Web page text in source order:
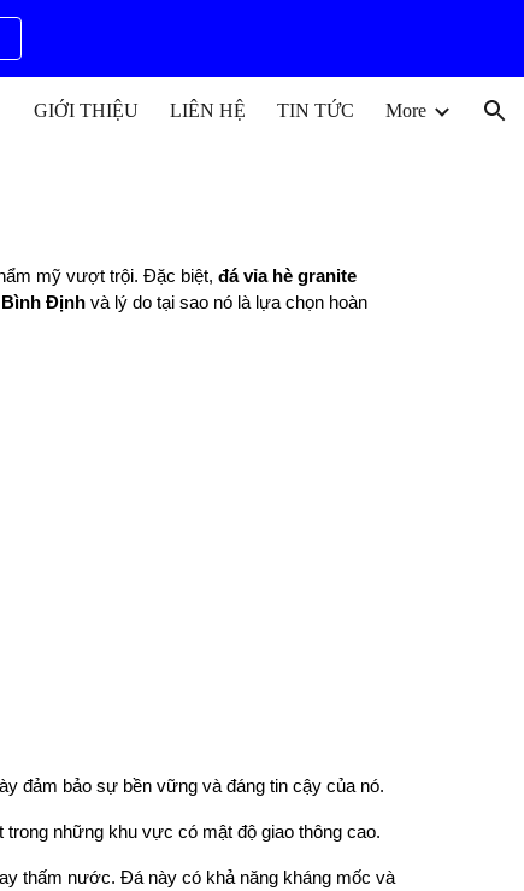
GIỚI THIỆU LIÊN HỆ TIN TỨC More
mỹ vượt trội. Đặc biệt, đá vỉa hè granite
Bình Địnhvà lý do tại sao nó là lựa chọn hoàn
đảm bảo sự bền vững và đáng tin cậy của nó.
những khu vực có mật độ giao thông cao.
thấm nước. Đá này có khả năng kháng mốc và